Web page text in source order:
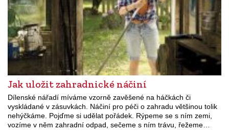
Jak uložit zahradnické náčiní
Dílenské nářadí míváme vzorně zavěšené na háčkách či
vyskládané v zásuvkách. Náčiní pro péči o zahradu většinou tolik
nehýčkáme. Pojďme si udělat pořádek. Rýpeme se s ním zemi,
vozíme v něm zahradní odpad, sečeme s ním trávu, řežeme…